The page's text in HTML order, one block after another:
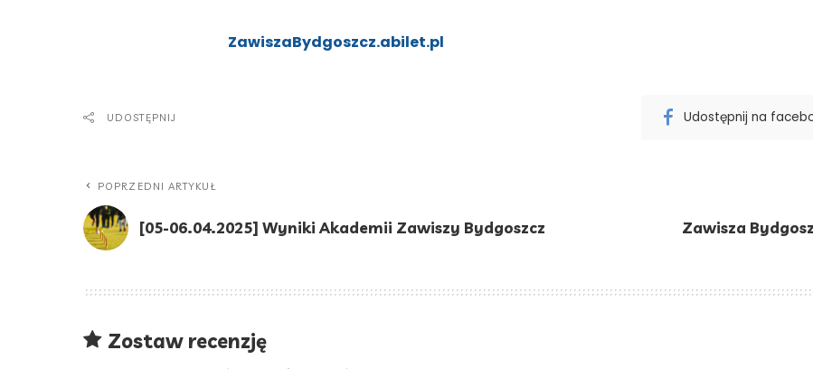
ZawiszaBydgoszcz.abilet.pl
UDOSTĘPNIJ Udostępnij na
POPRZEDNI ARTYKUŁ
[05-06.04.2025] Wyniki Akademii Zawiszy Bydgoszcz Zawisza
Zostaw recenzję